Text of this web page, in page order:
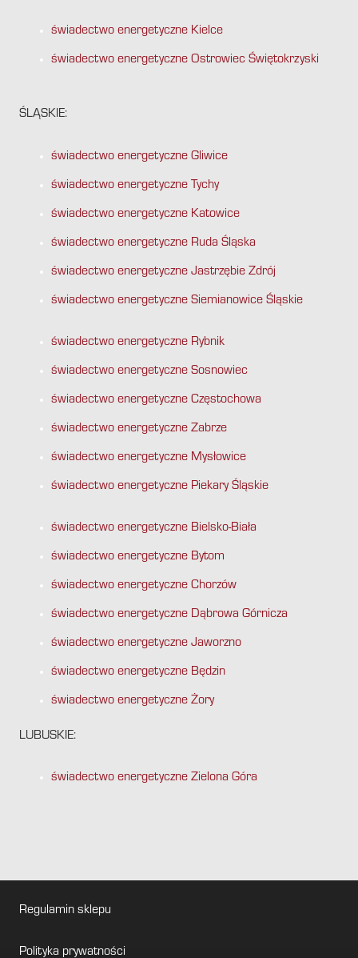
świadectwo energetyczne Kielce
świadectwo energetyczne Ostrowiec Świętokrzyski
ŚLĄSKIE:
świadectwo energetyczne Gliwice
świadectwo energetyczne Tychy
świadectwo energetyczne Katowice
świadectwo energetyczne Ruda Śląska
świadectwo energetyczne Jastrzębie Zdrój
świadectwo energetyczne Siemianowice Śląskie
świadectwo energetyczne Rybnik
świadectwo energetyczne Sosnowiec
świadectwo energetyczne Częstochowa
świadectwo energetyczne Zabrze
świadectwo energetyczne Mysłowice
świadectwo energetyczne Piekary Śląskie
świadectwo energetyczne Bielsko-Biała
świadectwo energetyczne Bytom
świadectwo energetyczne Chorzów
świadectwo energetyczne Dąbrowa Górnicza
świadectwo energetyczne Jaworzno
świadectwo energetyczne Będzin
świadectwo energetyczne Żory
LUBUSKIE:
świadectwo energetyczne Zielona Góra
Regulamin sklepu
Polityka prywatności